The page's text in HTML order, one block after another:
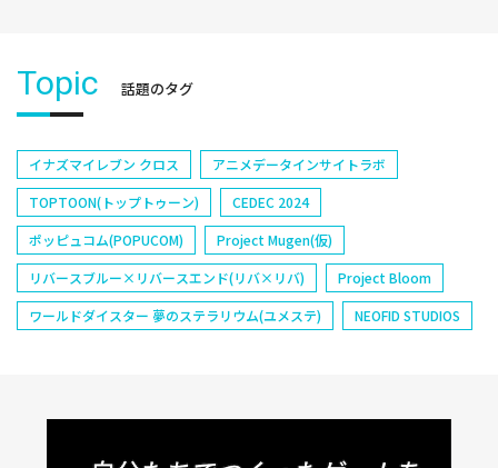
Topic 話題のタグ
イナズマイレブン クロス
アニメデータインサイトラボ
TOPTOON(トップトゥーン)
CEDEC 2024
ポッピュコム(POPUCOM)
Project Mugen(仮)
リバースブルー×リバースエンド(リバ×リバ)
Project Bloom
ワールドダイスター 夢のステラリウム(ユメステ)
NEOFID STUDIOS